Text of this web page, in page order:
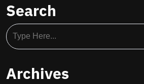
Search
Archives